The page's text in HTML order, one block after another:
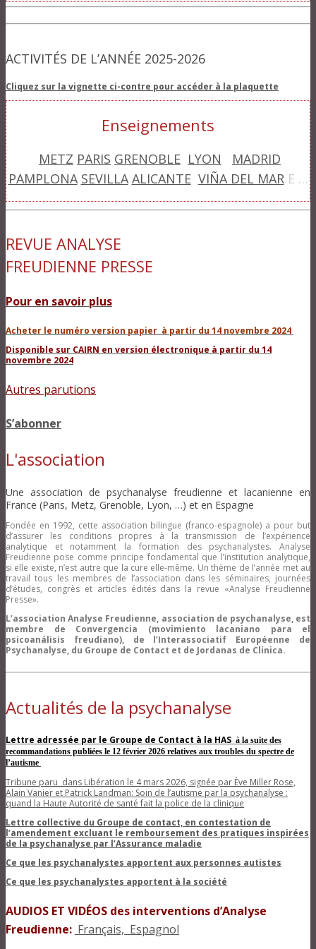
ACTIVITÉS DE L’ANNÉE 2025-2026
Cliquez sur la vignette ci-contre pour accéder à la plaquette
Enseignements
METZ PARIS GRENOBLE LYON
MADRID
PAMPLONA SEVILLA ALICANTE VIÑA DEL MARE …
REVUE ANALYSE
FREUDIENNE PRESSE
Pour en savoir plus
Acheter le numéro version papier à partir du 14 novembre 2024
Disponible sur CAIRN en version électronique à partir du 14
novembre 2024
Autres parutions
S’abonner
L'association
Une association de psychanalyse freudienne et lacanienne en
France (Paris, Metz, Grenoble, Lyon, …) et en Espagne
Fondée en 1992, cette association bilingue (franco-espagnole) a pour but
d’assurer les conditions propres à la transmission de l’expérience
analytique et notamment la formation des psychanalystes. Analyse
Freudienne pose comme principe fondamental que l’institution analytique,
si elle existe, n’est autre que la cure elle-même. Un thème de l’année met au
travail tous les membres de l’association dans les séminaires, journées
d’études, congrès et articles édités dans la revue «Analyse Freudienne
Presse».
L’association Analyse Freudienne, association de psychanalyse, est
membre de Convergencia (movimiento lacaniano para el
psicoanálisis freudiano), de l’Interassociatif Européenne de
Psychanalyse, du Groupe de Contact et de Jordanas de Clinica.
Actualités de la psychanalyse
Lettre adressée par le Groupe de Contact à la HAS à la suite des
recommandations publiées le 12 février 2026 relatives aux troubles du spectre de
l’autisme
Tribune paru dans Libération le 4 mars 2026, signée par Ève Miller Rose,
Alain Vanier et Patrick Landman: Soin de l’autisme par la psychanalyse :
quand la Haute Autorité de santé fait la police de la clinique
Lettre collective du Groupe de contact, en contestation de
l’amendement excluant le remboursement des pratiques inspirées
de la psychanalyse par l’Assurance maladie
Ce que les psychanalystes apportent aux personnes autistes
Ce que les psychanalystes apportent à la société
AUDIOS ET VIDÉOS des interventions d’Analyse
Freudienne: Français, Espagnol